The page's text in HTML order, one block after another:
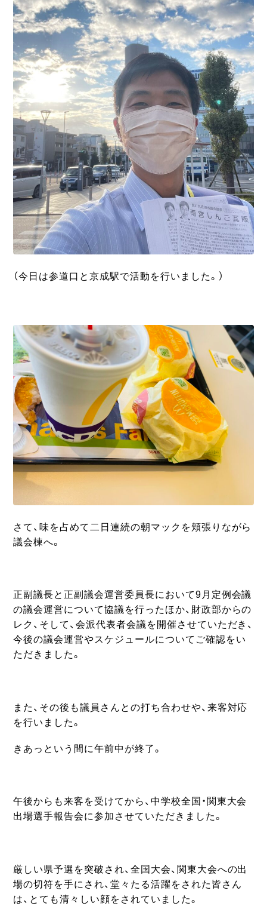
（今日は参道口と京成駅で活動を行いました。）
さて、味を占めて二日連続の朝マックを頬張りながら
議会棟へ。
正副議長と正副議会運営委員長において9月定例会議
の議会運営について協議を行ったほか、財政部からの
レク、そして、会派代表者会議を開催させていただき、
今後の議会運営やスケジュールについてご確認をい
ただきました。
また、その後も議員さんとの打ち合わせや、来客対応
を行いました。
きあっという間に午前中が終了。
午後からも来客を受けてから、中学校全国・関東大会
出場選手報告会に参加させていただきました。
厳しい県予選を突破され、全国大会、関東大会への出
場の切符を手にされ、堂々たる活躍をされた皆さん
は、とても清々しい顔をされていました。